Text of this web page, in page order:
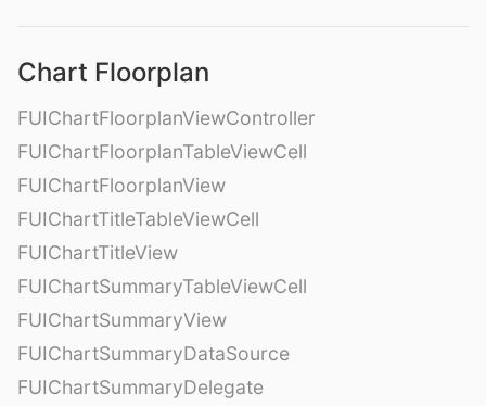
Chart Floorplan
FUIChartFloorplanViewController
FUIChartFloorplanTableViewCell
FUIChartFloorplanView
FUIChartTitleTableViewCell
FUIChartTitleView
FUIChartSummaryTableViewCell
FUIChartSummaryView
FUIChartSummaryDataSource
FUIChartSummaryDelegate